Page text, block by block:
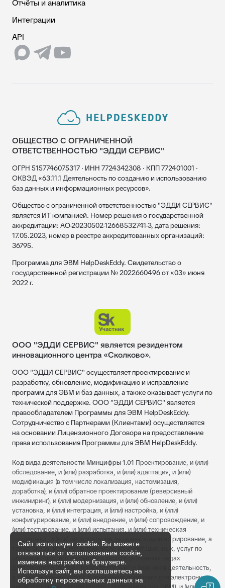
Отчёты и аналитика
Интеграции
API
ОБЩЕСТВО С ОГРАНИЧЕННОЙ
ОТВЕТСТВЕННОСТЬЮ "ЭДДИ СЕРВИС"
ОГРН 5157746075317 · ИНН 7724342308 · КПП 772401001 ·
ОКВЭД «63.11.1 Деятельность по созданию и использованию
баз данных и информационных ресурсов».
Общество с ограниченной ответственностью "ЭДДИ СЕРВИС"
является ИТ компанией. Номер решения о государственной
аккредитации: АО-20230502-12668532741-3, дата решения:
17.05.2023, номер в реестре аккредитованных организаций:
36795.
Программа для ЭВМ HelpDeskEddy. Свидетельство о
государственной регистрации № 2022660496 от «03» июня
2022 г.
ООО "ЭДДИ СЕРВИС" является резидентом
инновационного центра «Сколково».
ООО "ЭДДИ СЕРВИС" осуществляет проектирование и
разработку, обновление, модификацию и исправление
программ для ЭВМ и баз данных, а также оказывает услуги по
технической поддержке. ООО "ЭДДИ СЕРВИС" является
правообладателем Программы для ЭВМ HelpDeskEddy.
Сотрудничество с Партнерами (Клиентами) осуществляется
на основании Лицензионного Договора на предоставление
права использования Программы для ЭВМ HelpDeskEddy.
Код вида деятельности Минцифры 1.01 Проектирование, и (или)
обследование, и (или) разработка, и (или) адаптация, и (или)
модификация (в том числе локализация, кастомизация,
доработка), и (или) обратное проектирование (реверсивный
инжиниринг), и (или) модернизация, и (или) обновление, и (или)
установка, и (или) интеграция, и (или) настройка, и (или)
конфигурирование, и (или) внедрение, и (или) сопровождение, и
(или) тестирование, и (или) испытания, и (или) техническая
поддержка, и (или) эксплуатация, включая администрирование, а
также оказание услуг (в том числе консультационных, услуг по
обучению, экспертных услуг и иных) в указанных видах
деятельности (далее - проектирование и (или) иная деятельность,
а также оказание услуг), в отношении программ для электронных
Сайт использует cookie. Вы можете
отказаться от использования cookie,
изменив настройки в браузере.
Используя сайт, вы соглашаетесь на
обработку персональных данных на